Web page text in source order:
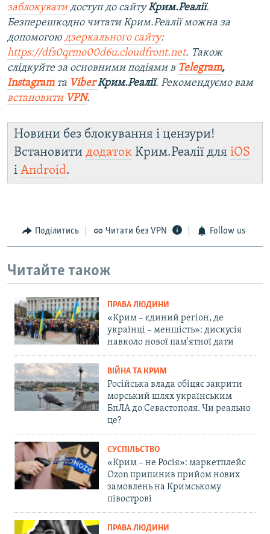
заблокуватидоступ до сайтуКрим.Реалії.
Безперешкодно читати Крим.Реалії можна за
допомогою дзеркального сайту:
https://dfs0qrmo00d6u.cloudfront.net. Також
слідкуйте за основними подіями в Telegram,
Instagramта ViberКрим.Реалії. Рекомендуємо вам
встановити VPN.
Новини без блокування і цензури!
Встановити додаток Крим.Реалії для iOS
і Android.
Поділитись Читати без VPN Follow us
Читайте також
ПРАВА ЛЮДИНИ
«Крим – єдиний регіон, де
українці – меншість»: дискусія
навколо нової пам'ятної дати
ВІЙНА ТА КРИМ
Російська влада обіцяє закрити
морський шлях українським
БпЛА до Севастополя. Чи реально
це?
СУСПІЛЬСТВО
«Крим – не Росія»: маркетплейс
Ozon припинив прийом нових
замовлень на Кримському
півострові
ПРАВА ЛЮДИНИ